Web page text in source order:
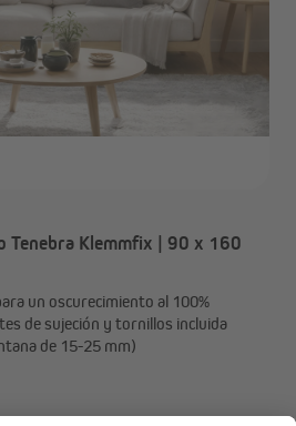
Tenebra Klemmfix | 90 x 160
un oscurecimiento al 100%
de sujeción y tornillos incluida
de 15-25 mm)